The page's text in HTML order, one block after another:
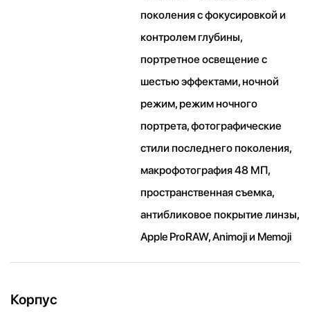
поколения с фокусировкой и
контролем глубины,
портретное освещение с
шестью эффектами, ночной
режим, режим ночного
портрета, фотографические
стили последнего поколения,
макрофотография 48 МП,
пространственная съемка,
антибликовое покрытие линзы,
Apple ProRAW, Animoji и Memoji
Корпус